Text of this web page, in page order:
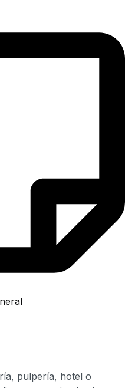
pulpería, hotel o